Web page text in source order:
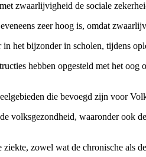
zwaarlijvigheid de sociale
zeer hoog is, omdat
het bijzonder in scholen, tijdens
hebben opgesteld met het
die bevoegd zijn voor
volksgezondheid, waaronder
zowel wat de chronische als